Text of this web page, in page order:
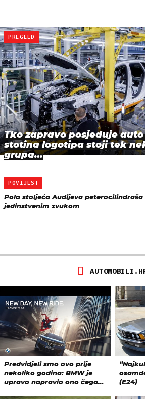
PREGLED
Tko zapravo posjeduje
stotina logotipa stoji tek
grupa…
POVIJEST
Pola stoljeća Audijeva peterocilindraša
jedinstvenim zvukom